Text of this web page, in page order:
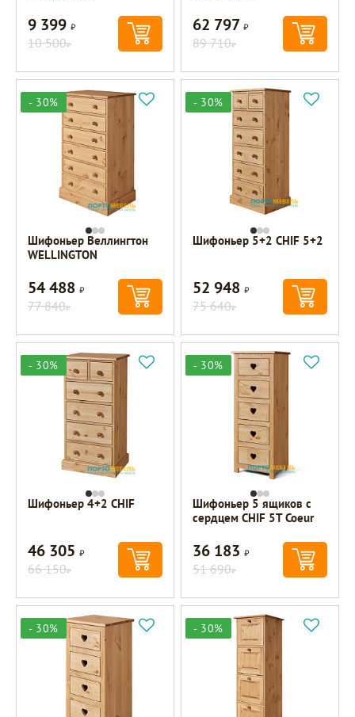
9 399Р
10 500Р
62 797Р
89 710Р
- 30%
Шифоньер Веллингтон
WELLINGTON
54 488Р
77 840Р
- 30%
Шифоньер 5+2 CHIF 5+2
52 948Р
75 640Р
- 30%
Шифоньер 4+2 CHIF
46 305Р
66 150Р
- 30%
Шифоньер 5 ящиков с
сердцем CHIF 5T Coeur
36 183Р
51 690Р
- 30% - 30%